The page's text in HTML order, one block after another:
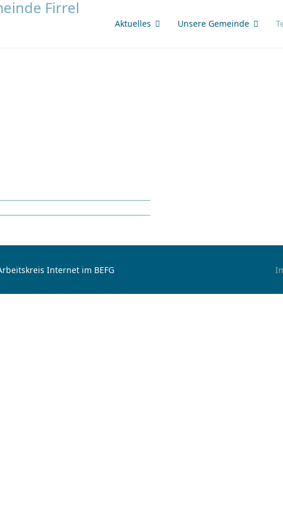
Aktuelles Unsere Gemeinde
Internet im BEFG